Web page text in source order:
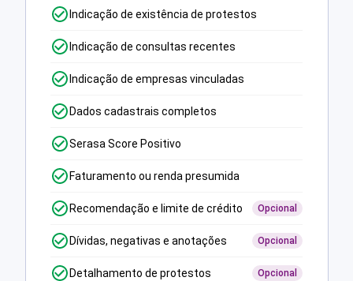
Indicação de existência de protestos
Indicação de consultas recentes
Indicação de empresas vinculadas
Dados cadastrais completos
Serasa Score Positivo
Faturamento ou renda presumida
Recomendação e limite de crédito Opcional
Dívidas, negativas e anotações Opcional
Detalhamento de protestos Opcional